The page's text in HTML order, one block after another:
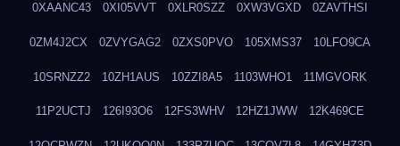
0XAANC43 0XI05VVT 0XLR0SZZ 0XW3VGXD 0ZAVTHSI
0ZM4J2CX 0ZVYGAG2 0ZXS0PVO 105XMS37 10LFO9CA
10SRNZZ2 10ZH1AUS 10ZZI8A5 1103WHO1 11MGVORK
11P2UCTJ 126I93O6 12FS3WHV 12HZ1JWW 12K469CE